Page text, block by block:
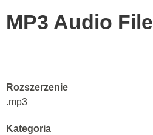
MP3 Audio File
Rozszerzenie
.mp3
Kategoria